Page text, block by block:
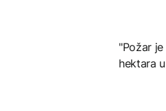
"Požar
hektara